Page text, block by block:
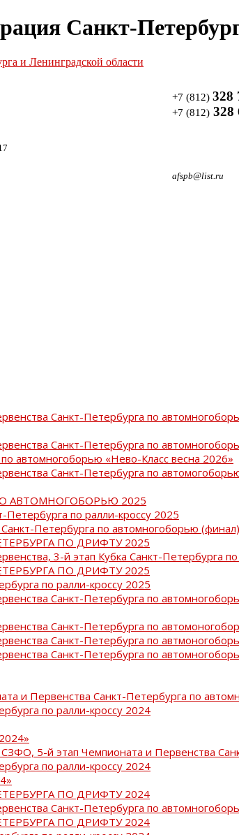
Санкт-
+7 (812) 328
+7 (812) 328
afspb@list.ru
Санкт-Петербурга по
Санкт-Петербурга по
автомногоборью «Нево-Класс весна 2026»
Санкт-Петербурга по
АВТОМНОГОБОРЬЮ 2025
Петербурга по ралли-кроссу 2025
Петербурга по автомногоборью (финал)
ПО ДРИФТУ 2025
3-й этап Кубка Санкт-Петербурга
ПО ДРИФТУ 2025
по ралли-кроссу 2025
Санкт-Петербурга по
Санкт-Петербурга по
Санкт-Петербурга по
Санкт-Петербурга по
и Первенства Санкт-Петербурга по
по ралли-кроссу 2024
5-й этап Чемпионата и Первенства
по ралли-кроссу 2024
ПО ДРИФТУ 2024
Санкт-Петербурга по
ПО ДРИФТУ 2024